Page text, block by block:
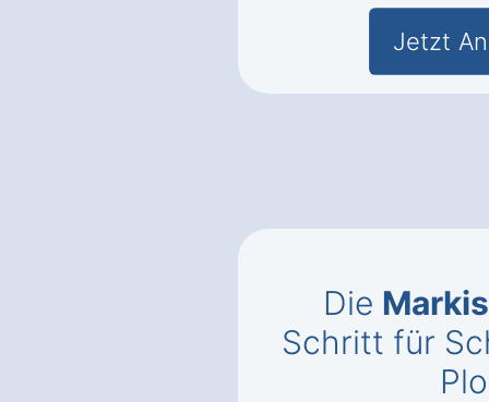
Jetzt
Die
Schritt für